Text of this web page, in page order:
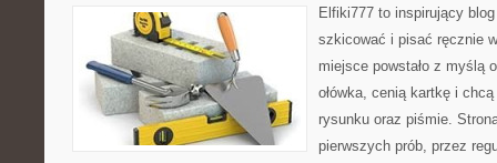
Elfiki777 to inspirujący
szkicować i pisać ręcznie
miejsce powstało z myślą
ołówka, cenią kartkę i
rysunku oraz piśmie.
pierwszych prób, przez